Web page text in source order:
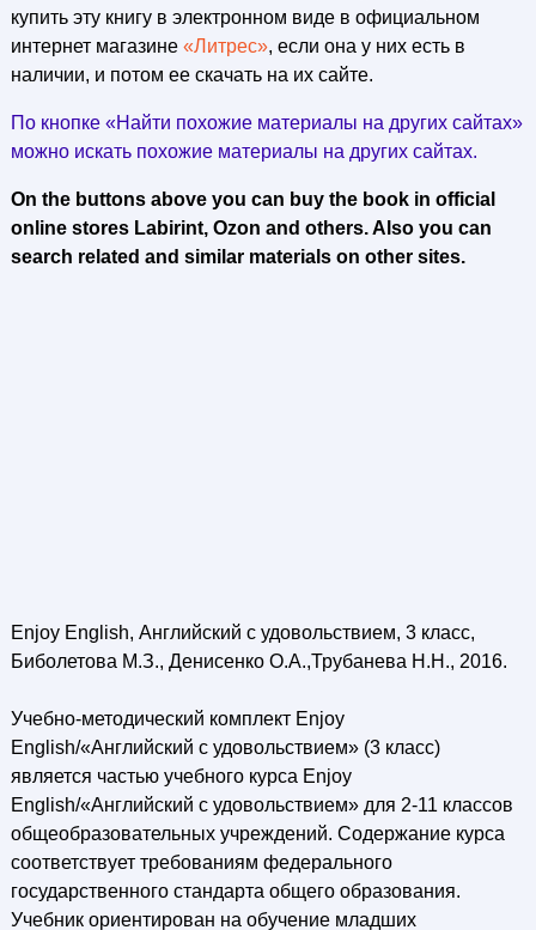
купить эту книгу в электронном виде в официальном
интернет магазине «Литрес», если она у них есть в
наличии, и потом ее скачать на их сайте.
По кнопке «Найти похожие материалы на других сайтах»
можно искать похожие материалы на других сайтах.
On the buttons above you can buy the book in official
online stores Labirint, Ozon and others. Also you can
search related and similar materials on other sites.
Enjoy English, Английский с удовольствием, 3 класс,
Биболетова М.З., Денисенко О.А.,Трубанева Н.Н., 2016.
Учебно-методический комплект Enjoy
English/«Aнглийcкий с удовольствием» (3 класс)
является частью учебного курса Enjoy
English/«Aнглийcкий с удовольствием» для 2-11 классов
общеобразовательных учреждений. Содержание курса
соответствует требованиям федерального
государственного стандарта общего образования.
Учебник ориентирован на обучение младших